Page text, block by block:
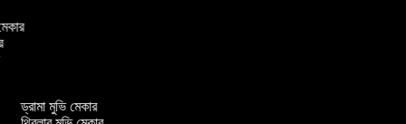
ড্রামা মুভি মেকার